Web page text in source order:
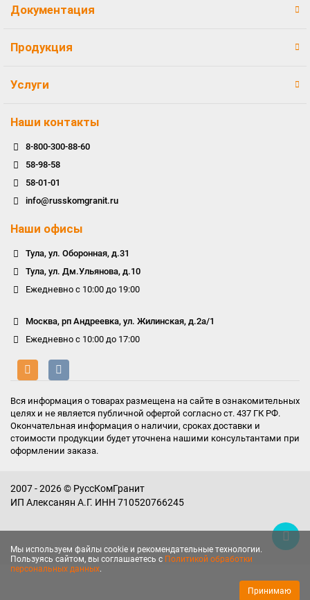
Мы используем файлы cookie и рекомендательные технологии.
Пользуясь сайтом, вы соглашаетесь с Политикой обработки
персональных данных.
Принимаю
Документация
Продукция
Услуги
Наши контакты
8-800-300-88-60
58-98-58
58-01-01
info@russkomgranit.ru
Наши офисы
Тула, ул. Оборонная, д.31
Тула, ул. Дм.Ульянова, д.10
Ежедневно с 10:00 до 19:00
Москва, рп Андреевка, ул. Жилинская, д.2а/1
Ежедневно с 10:00 до 17:00
Вся информация о товарах размещена на сайте в ознакомительных
целях и не является публичной офертой согласно ст. 437 ГК РФ.
Окончательная информация о наличии, сроках доставки и
стоимости продукции будет уточнена нашими консультантами при
оформлении заказа.
2007 - 2026 © РуссКомГранит
ИП Алексанян А.Г. ИНН 710520766245